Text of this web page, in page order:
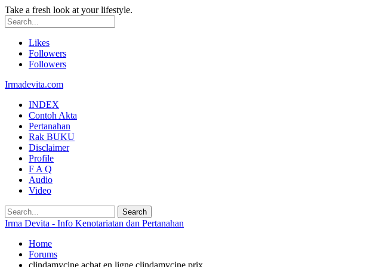
Take a fresh look at your lifestyle.
Likes
Followers
Followers
Irmadevita.com
INDEX
Contoh Akta
Pertanahan
Rak BUKU
Disclaimer
Profile
F A Q
Audio
Video
Irma Devita - Info Kenotariatan dan Pertanahan
Home
Forums
clindamycine achat en ligne clindamycine prix